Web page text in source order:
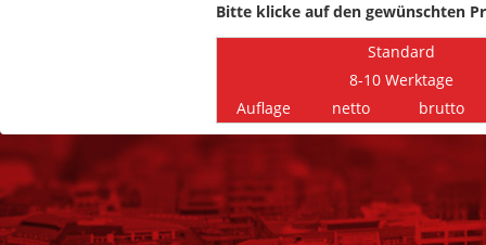
Bitte klicke auf den gewünschten
Standard
8-10 Werktage
Auflage
netto brutto